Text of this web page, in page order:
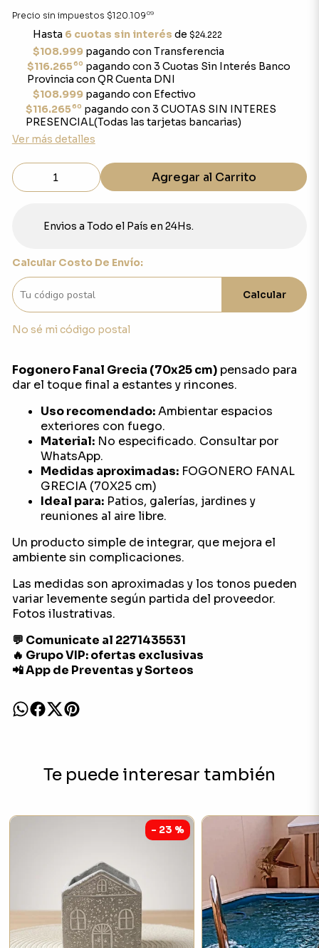
Precio sin impuestos $120.109 09
Hasta 6 cuotas sin interés de $24.222
$108.999pagando con Transferencia
$116.26560 pagando con 3 Cuotas Sin Interés Banco
Provincia con QR Cuenta DNI
$108.999pagando con Efectivo
$116.26560 pagando con 3 CUOTAS SIN INTERES
PRESENCIAL(Todas las tarjetas bancarias)
Ver más detalles
Agregar al Carrito
Envios a Todo el País en 24Hs.
Calcular Costo De Envío:
Calcular
No sé mi código postal
Fogonero Fanal Grecia (70x25 cm)pensado para
dar el toque final a estantes y rincones.
Uso recomendado:Ambientar espacios
exteriores con fuego.
Material:No especificado. Consultar por
WhatsApp.
Medidas aproximadas:FOGONERO FANAL
GRECIA (70X25 cm)
Ideal para:Patios, galerías, jardines y
reuniones al aire libre.
Un producto simple de integrar, que mejora el
ambiente sin complicaciones.
Las medidas son aproximadas y los tonos pueden
variar levemente según partida del proveedor.
Fotos ilustrativas.
💬 Comunicate al 2271435531
🔥 Grupo VIP: ofertas exclusivas
📲 App de Preventas y Sorteos
Te puede interesar también
- 23 %